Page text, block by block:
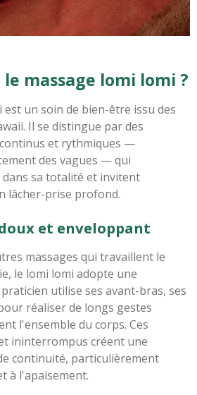
massage lomi lomi ?
est un soin de bien-être issu des
Il se distingue par des
et rythmiques —
des vagues — qui
sa totalité et invitent
lâcher-prise profond.
et enveloppant
massages qui travaillent le
le lomi lomi adopte une
utilise ses avant-bras, ses
réaliser de longs gestes
l'ensemble du corps. Ces
ininterrompus créent une
continuité, particulièrement
à l'apaisement.